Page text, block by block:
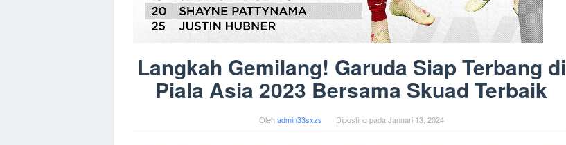
Langkah Gemilang! Garuda Siap Terbang di
Piala Asia 2023 Bersama Skuad Terbaik
Olehadmin33sxzs Diposting pada Januari 13, 2024